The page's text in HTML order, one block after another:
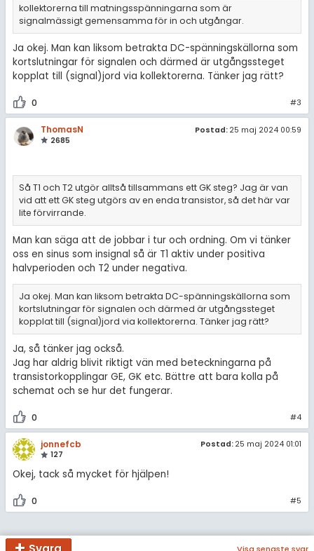
kollektorerna till matningsspänningarna som är
signalmässigt gemensamma för in och utgångar.
Ja okej. Man kan liksom betrakta DC-spänningskällorna som
kortslutningar för signalen och därmed är utgångssteget
kopplat till (signal)jord via kollektorerna. Tänker jag rätt?
0 #3
ThomasN
2685
Postad: 25 maj 2024 00:59
Så T1 och T2 utgör alltså tillsammans ett GK steg? Jag är van
vid att ett GK steg utgörs av en enda transistor, så det här var
lite förvirrande.
Man kan säga att de jobbar i tur och ordning. Om vi tänker
oss en sinus som insignal så är T1 aktiv under positiva
halvperioden och T2 under negativa.
Ja okej. Man kan liksom betrakta DC-spänningskällorna som
kortslutningar för signalen och därmed är utgångssteget
kopplat till (signal)jord via kollektorerna. Tänker jag rätt?
Ja, så tänker jag också.
Jag har aldrig blivit riktigt vän med beteckningarna på
transistorkopplingar GE, GK etc. Bättre att bara kolla på
schemat och se hur det fungerar.
0 #4
jonnefcb
127
Postad: 25 maj 2024 01:01
Okej, tack så mycket för hjälpen!
0 #5